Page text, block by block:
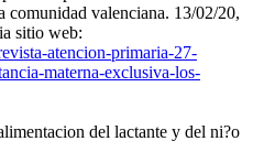
comunidad valenciana. 13/02/20,
sitio web:
atencion-primaria-27-
materna-exclusiva-los-
del lactante y del ni?o